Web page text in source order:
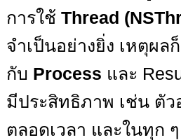
การใช้ Thread
จำเป็นอย่างยิ่ง เหตุผล
กับ Process และ
มีประสิทธิภาพ เช่น ตัว
ตลอดเวลา และในทุก